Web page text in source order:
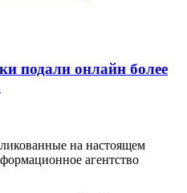
подали онлайн более
на настоящем
агентство